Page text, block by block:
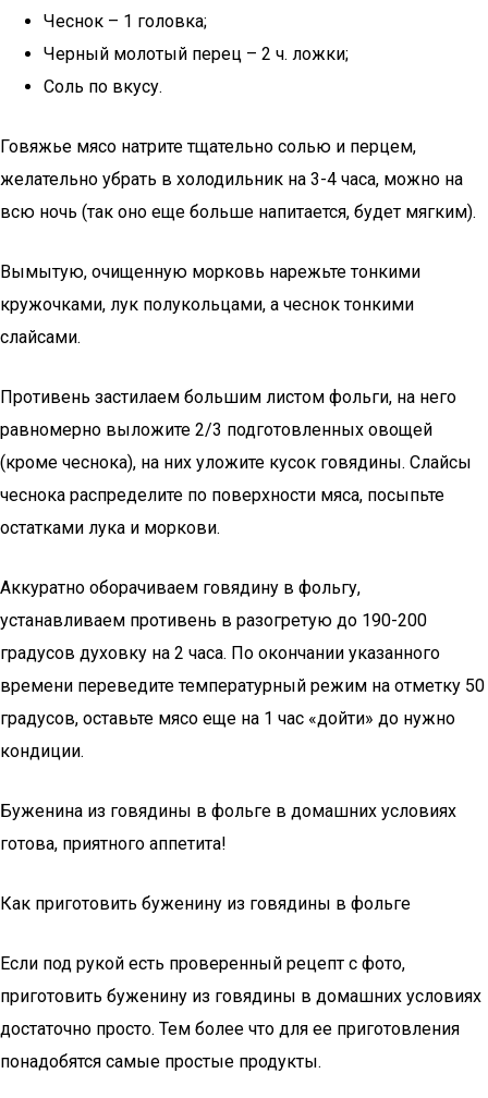
Чеснок – 1 головка;
Черный молотый перец – 2 ч. ложки;
Соль по вкусу.
Говяжье мясо натрите тщательно солью и перцем,
желательно убрать в холодильник на 3-4 часа, можно на
всю ночь (так оно еще больше напитается, будет мягким).
Вымытую, очищенную морковь нарежьте тонкими
кружочками, лук полукольцами, а чеснок тонкими
слайсами.
Противень застилаем большим листом фольги, на него
равномерно выложите 2/3 подготовленных овощей
(кроме чеснока), на них уложите кусок говядины. Слайсы
чеснока распределите по поверхности мяса, посыпьте
остатками лука и моркови.
Аккуратно оборачиваем говядину в фольгу,
устанавливаем противень в разогретую до 190-200
градусов духовку на 2 часа. По окончании указанного
времени переведите температурный режим на отметку 50
градусов, оставьте мясо еще на 1 час «дойти» до нужно
кондиции.
Буженина из говядины в фольге в домашних условиях
готова, приятного аппетита!
Как приготовить буженину из говядины в фольге
Если под рукой есть проверенный рецепт с фото,
приготовить буженину из говядины в домашних условиях
достаточно просто. Тем более что для ее приготовления
понадобятся самые простые продукты.